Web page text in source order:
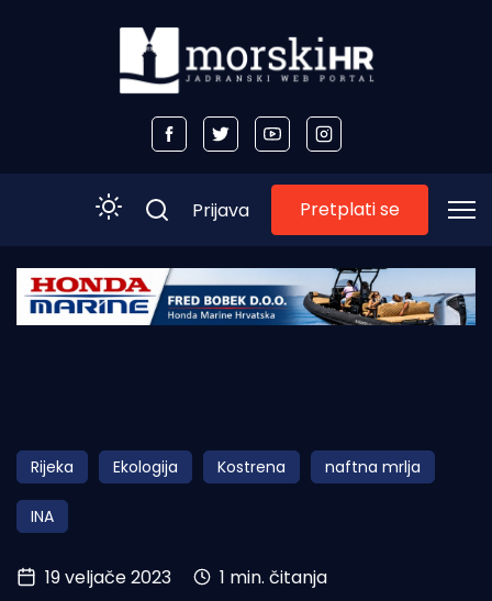
Početna
Obala
Otoci
Turizam i nautika
Pomorstvo
Prijava Pretplati se
Rijeka Ekologija Kostrena naftna mrlja
INA
19 veljače 2023 1 min. čitanja